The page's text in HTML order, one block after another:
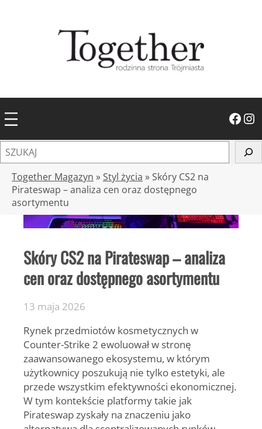
Facebook Instagram
z
Together Magazyn » Styl życia » Skóry CS2 na
Pirateswap – analiza cen oraz dostępnego
asortymentu
Skóry CS2 na Pirateswap – analiza
cen oraz dostępnego asortymentu
13 maja 2026
Rynek przedmiotów kosmetycznych w
Counter-Strike 2 ewoluował w stronę
zaawansowanego ekosystemu, w którym
użytkownicy poszukują nie tylko estetyki, ale
przede wszystkim efektywności ekonomicznej.
W tym kontekście platformy takie jak
Pirateswap zyskały na znaczeniu jako